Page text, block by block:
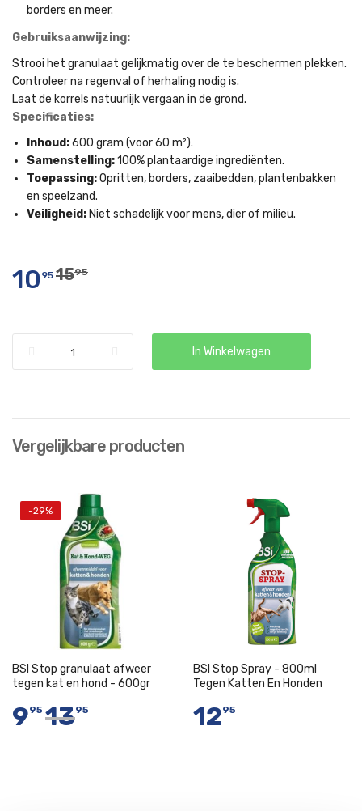
borders en meer.
Gebruiksaanwijzing:
Strooi het granulaat gelijkmatig over de te beschermen plekken.
Controleer na regenval of herhaling nodig is.
Laat de korrels natuurlijk vergaan in de grond.
Specificaties:
Inhoud:600 gram (voor 60 m²).
Samenstelling:100% plantaardige ingrediënten.
Toepassing:Opritten, borders, zaaibedden, plantenbakken
en speelzand.
Veiligheid: Niet schadelijk voor mens, dier of milieu.
10 95 1595
In Winkelwagen
Vergelijkbare producten
-29%
BSI Stop granulaat afweer
tegen kat en hond - 600gr
995 1395
BSI Stop Spray - 800ml
Tegen Katten En Honden
1295